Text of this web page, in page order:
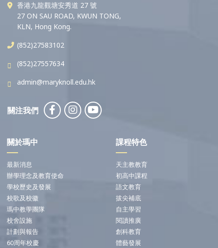
香港九龍觀塘安秀道 27 號
27 ON SAU ROAD, KWUN TONG,
KLN, Hong Kong.
(852)27583102
(852)27557634
admin@maryknoll.edu.hk
關注我們
關於瑪中
最新消息
辦學理念及教育使命
學校歷史及發展
校歌及校徽
瑪中教學團隊
校舍設施
計劃與報告
60周年校慶
課程特色
天主教教育
初高中課程
語文教育
拔尖補底
自主學習
閱讀推廣
創科教育
體藝發展